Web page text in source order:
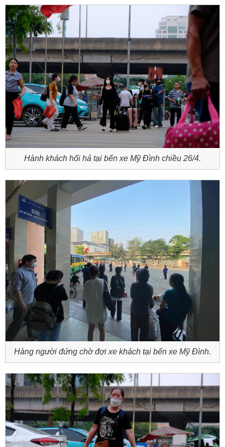
Hành khách hối hả tại bến xe Mỹ Đình chiều 26/4.
Hàng người đứng chờ đợi xe khách tại bến xe Mỹ Đình.